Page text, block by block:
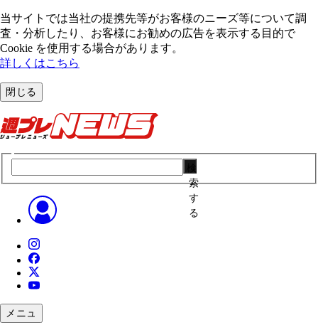
当サイトでは当社の提携先等がお客様のニーズ等について調
査・分析したり、お客様にお勧めの広告を表⽰する⽬的で
Cookie を使⽤する場合があります。
詳しくはこちら
閉じる
索
す
る
メニュ